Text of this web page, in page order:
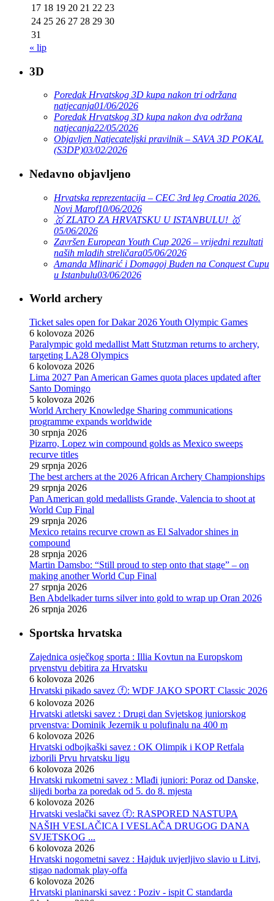
17 18 19 20 21 22 23
24 25 26 27 28 29 30
31
« lip
3D
Poredak Hrvatskog 3D kupa nakon tri održana
natjecanja01/06/2026
Poredak Hrvatskog 3D kupa nakon dva održana
natjecanja22/05/2026
Objavljen Natjecateljski pravilnik – SAVA 3D POKAL
(S3DP)03/02/2026
Nedavno objavljeno
Hrvatska reprezentacija – CEC 3rd leg Croatia 2026.
Novi Marof10/06/2026
🥇 ZLATO ZA HRVATSKU U ISTANBULU! 🥇
05/06/2026
Završen European Youth Cup 2026 – vrijedni rezultati
naših mladih streličara05/06/2026
Amanda Mlinarić i Domagoj Buden na Conquest Cupu
u Istanbulu03/06/2026
World archery
Ticket sales open for Dakar 2026 Youth Olympic Games
6 kolovoza 2026
Paralympic gold medallist Matt Stutzman returns to archery,
targeting LA28 Olympics
6 kolovoza 2026
Lima 2027 Pan American Games quota places updated after
Santo Domingo
5 kolovoza 2026
World Archery Knowledge Sharing communications
programme expands worldwide
30 srpnja 2026
Pizarro, Lopez win compound golds as Mexico sweeps
recurve titles
29 srpnja 2026
The best archers at the 2026 African Archery Championships
29 srpnja 2026
Pan American gold medallists Grande, Valencia to shoot at
World Cup Final
29 srpnja 2026
Mexico retains recurve crown as El Salvador shines in
compound
28 srpnja 2026
Martin Damsbo: “Still proud to step onto that stage” – on
making another World Cup Final
27 srpnja 2026
Ben Abdelkader turns silver into gold to wrap up Oran 2026
26 srpnja 2026
Sportska hrvatska
Zajednica osječkog sporta : Illia Kovtun na Europskom
prvenstvu debitira za Hrvatsku
6 kolovoza 2026
Hrvatski pikado savez ⓕ: WDF JAKO SPORT Classic 2026
6 kolovoza 2026
Hrvatski atletski savez : Drugi dan Svjetskog juniorskog
prvenstva: Dominik Jezernik u polufinalu na 400 m
6 kolovoza 2026
Hrvatski odbojkaški savez : OK Olimpik i KOP Retfala
izborili Prvu hrvatsku ligu
6 kolovoza 2026
Hrvatski rukometni savez : Mlađi juniori: Poraz od Danske,
slijedi borba za poredak od 5. do 8. mjesta
6 kolovoza 2026
Hrvatski veslački savez ⓕ: RASPORED NASTUPA
NAŠIH VESLAČICA I VESLAČA DRUGOG DANA
SVJETSKOG ...
6 kolovoza 2026
Hrvatski nogometni savez : Hajduk uvjerljivo slavio u Litvi,
stigao nadomak play-offa
6 kolovoza 2026
Hrvatski planinarski savez : Poziv - ispit C standarda